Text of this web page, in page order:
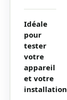
Idéale
pour
tester
votre
appareil
et votre